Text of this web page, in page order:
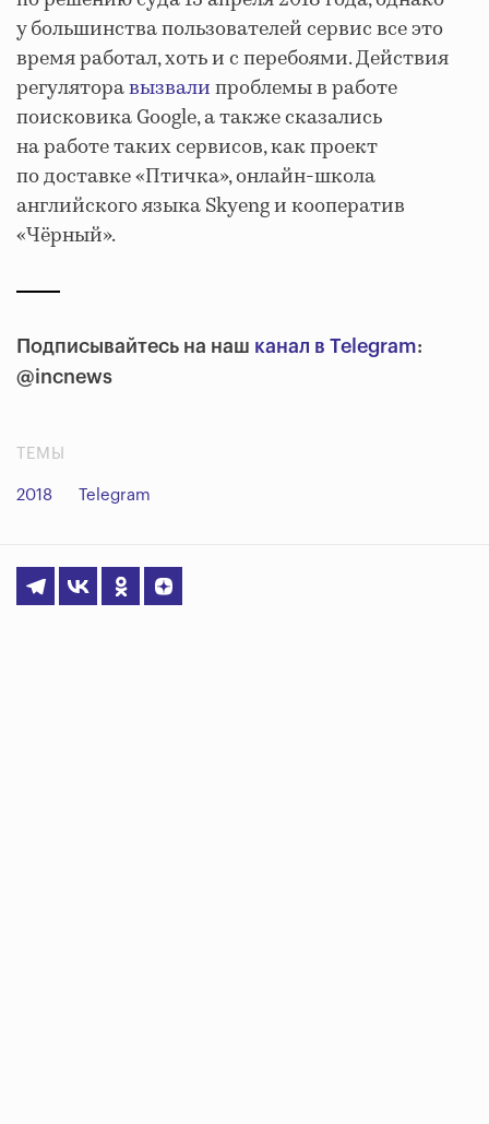
у большинства пользователей сервис все это
время работал, хоть и с перебоями. Действия
регуляторавызвалипроблемы в работе
поисковика Google, а также сказались
на работе таких сервисов, как проект
по доставке «Птичка», онлайн-школа
английского языка Skyeng и кооператив
«Чёрный».
Подписывайтесь на наш канал в Telegram:
@incnews
ТЕМЫ
2018 Telegram